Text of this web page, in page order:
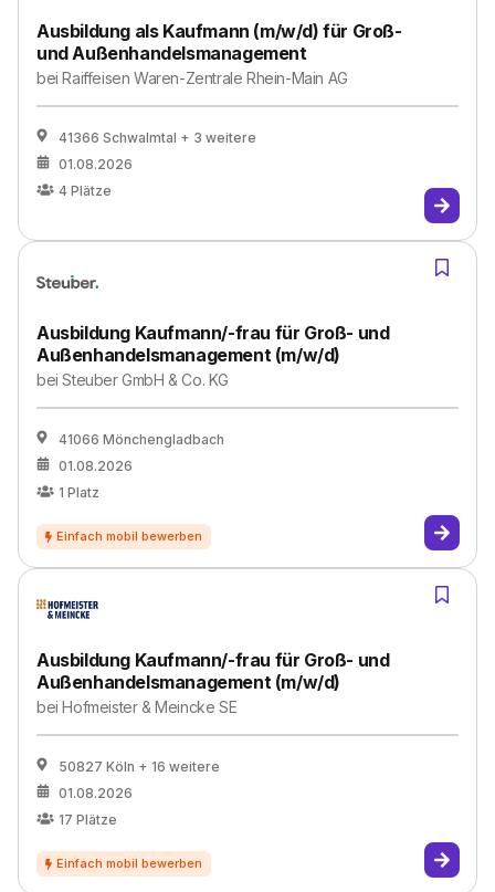
Ausbildung als Kaufmann (m/w/d) für Groß-
und Außenhandelsmanagement
beiRaiffeisen Waren-Zentrale Rhein-Main AG
41366 Schwalmtal + 3 weitere
01.08.2026
4 Plätze
Ausbildung Kaufmann/-frau für Groß- und
Außenhandelsmanagement (m/w/d)
beiSteuber GmbH & Co. KG
41066 Mönchengladbach
01.08.2026
1 Platz
Ausbildung Kaufmann/-frau für Groß- und
Außenhandelsmanagement (m/w/d)
beiHofmeister & Meincke SE
50827 Köln + 16 weitere
01.08.2026
17 Plätze